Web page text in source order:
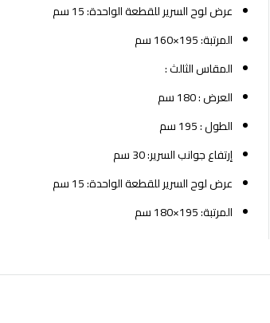
عرض لوح السرير للقطعة الواحدة: 15 سم
المرتبة: 195×160 سم
المقاس الثالث :
العرض : 180 سم
الطول : 195 سم
إرتفاع جوانب السرير: 30 سم
عرض لوح السرير للقطعة الواحدة: 15 سم
المرتبة: 195×180 سم